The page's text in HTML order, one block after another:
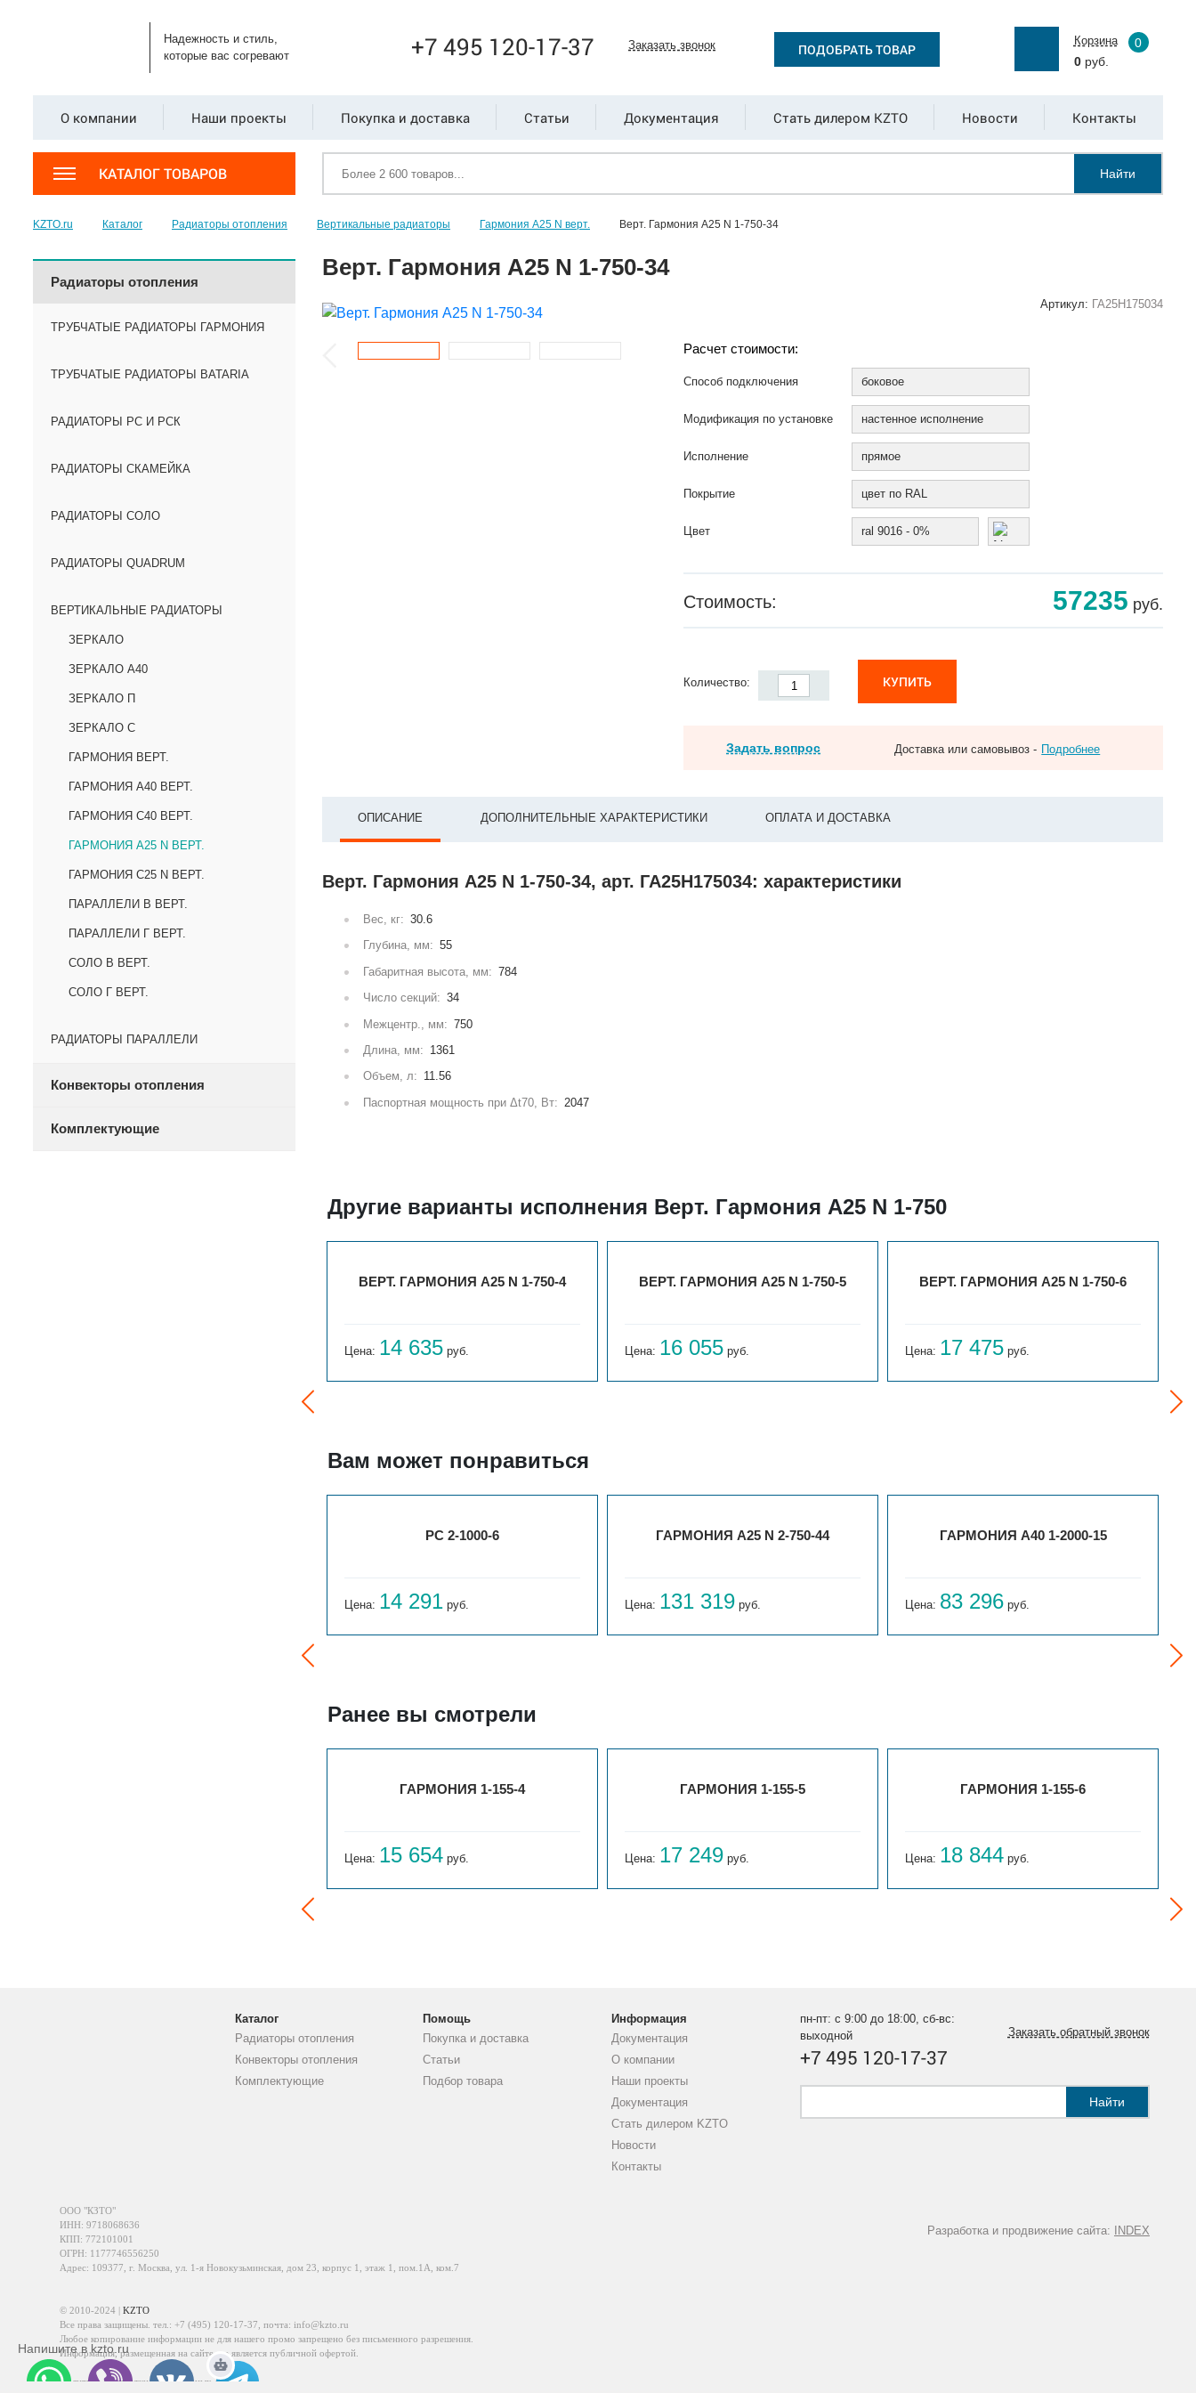
Надежность и стиль,
которые вас согревают
+7 495 120-17-37 Заказать звонок ПОДОБРАТЬ ТОВАР
Корзина
0
0руб.
О компании Наши проекты Покупка и доставка Статьи Документация Стать дилером KZTO Новости Контакты
КАТАЛОГ ТОВАРОВ Найти
KZTO.ru Каталог Радиаторы отопления Вертикальные радиаторы Гармония А25 N верт. Верт. Гармония А25 N 1-750-34
Радиаторы отопления
ТРУБЧАТЫЕ РАДИАТОРЫ ГАРМОНИЯ
ТРУБЧАТЫЕ РАДИАТОРЫ BATARIA
РАДИАТОРЫ РС И РСК
РАДИАТОРЫ СКАМЕЙКА
РАДИАТОРЫ СОЛО
РАДИАТОРЫ QUADRUM
ВЕРТИКАЛЬНЫЕ РАДИАТОРЫ
ЗЕРКАЛО
ЗЕРКАЛО А40
ЗЕРКАЛО П
ЗЕРКАЛО С
ГАРМОНИЯ ВЕРТ.
ГАРМОНИЯ А40 ВЕРТ.
ГАРМОНИЯ С40 ВЕРТ.
ГАРМОНИЯ А25 N ВЕРТ.
ГАРМОНИЯ С25 N ВЕРТ.
ПАРАЛЛЕЛИ В ВЕРТ.
ПАРАЛЛЕЛИ Г ВЕРТ.
СОЛО В ВЕРТ.
СОЛО Г ВЕРТ.
РАДИАТОРЫ ПАРАЛЛЕЛИ
Конвекторы отопления
Комплектующие
Верт. Гармония А25 N 1-750-34
Артикул: ГА25Н175034
Расчет стоимости:
Способ подключения боковое
Модификация по установке настенное исполнение
Исполнение прямое
Покрытие цвет по RAL
Цвет ral 9016 - 0%
Стоимость: 57235 руб.
Количество: КУПИТЬ
Задать вопрос Доставка или самовывоз - Подробнее
ОПИСАНИЕ ДОПОЛНИТЕЛЬНЫЕ ХАРАКТЕРИСТИКИ ОПЛАТА И ДОСТАВКА
Верт. Гармония А25 N 1-750-34, арт. ГА25Н175034: характеристики
Вес, кг: 30.6
Глубина, мм: 55
Габаритная высота, мм: 784
Число секций: 34
Межцентр., мм: 750
Длина, мм: 1361
Объем, л: 11.56
Паспортная мощность при Δt70, Вт: 2047
Другие варианты исполнения Верт. Гармония А25 N 1-750
ВЕРТ. ГАРМОНИЯ А25 N 1-750-4
Цена: 14 635 руб.
ВЕРТ. ГАРМОНИЯ А25 N 1-750-5
Цена: 16 055 руб.
ВЕРТ. ГАРМОНИЯ А25 N 1-750-6
Цена: 17 475 руб.
Вам может понравиться
РС 2-1000-6
Цена: 14 291 руб.
ГАРМОНИЯ А25 N 2-750-44
Цена: 131 319 руб.
ГАРМОНИЯ А40 1-2000-15
Цена: 83 296 руб.
Ранее вы смотрели
ГАРМОНИЯ 1-155-4
Цена: 15 654 руб.
ГАРМОНИЯ 1-155-5
Цена: 17 249 руб.
ГАРМОНИЯ 1-155-6
Цена: 18 844 руб.
Каталог
Радиаторы отопления
Конвекторы отопления
Комплектующие
Помощь
Покупка и доставка
Статьи
Подбор товара
Информация
Документация
О компании
Наши проекты
Документация
Стать дилером KZTO
Новости
Контакты
пн-пт: с 9:00 до 18:00, сб-вс:
выходной
+7 495 120-17-37
Заказать обратный звонок
Найти
Разработка и продвижение сайта: INDEX
ООО "КЗТО"
ИНН: 9718068636
КПП: 772101001
ОГРН: 1177746556250
Адрес: 109377, г. Москва, ул. 1-я Новокузьминская, дом 23, корпус 1, этаж 1, пом.1А, ком.7
© 2010-2024 | KZTO
Все права защищены. тел.: +7 (495) 120-17-37 , почта: info@kzto.ru
Любое копирование информации не для нашего промо запрещено без письменного разрешения.
Информация, размещенная на сайте, не является публичной офертой.
Политика обработки персональных данных
Напишите в kzto.ru